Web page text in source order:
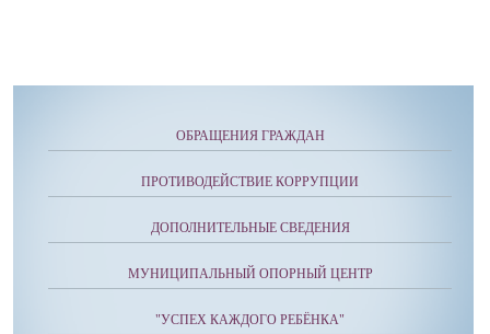
ОБРАЩЕНИЯ ГРАЖДАН
ПРОТИВОДЕЙСТВИЕ КОРРУПЦИИ
ДОПОЛНИТЕЛЬНЫЕ СВЕДЕНИЯ
МУНИЦИПАЛЬНЫЙ ОПОРНЫЙ ЦЕНТР
"УСПЕХ КАЖДОГО РЕБЁНКА"